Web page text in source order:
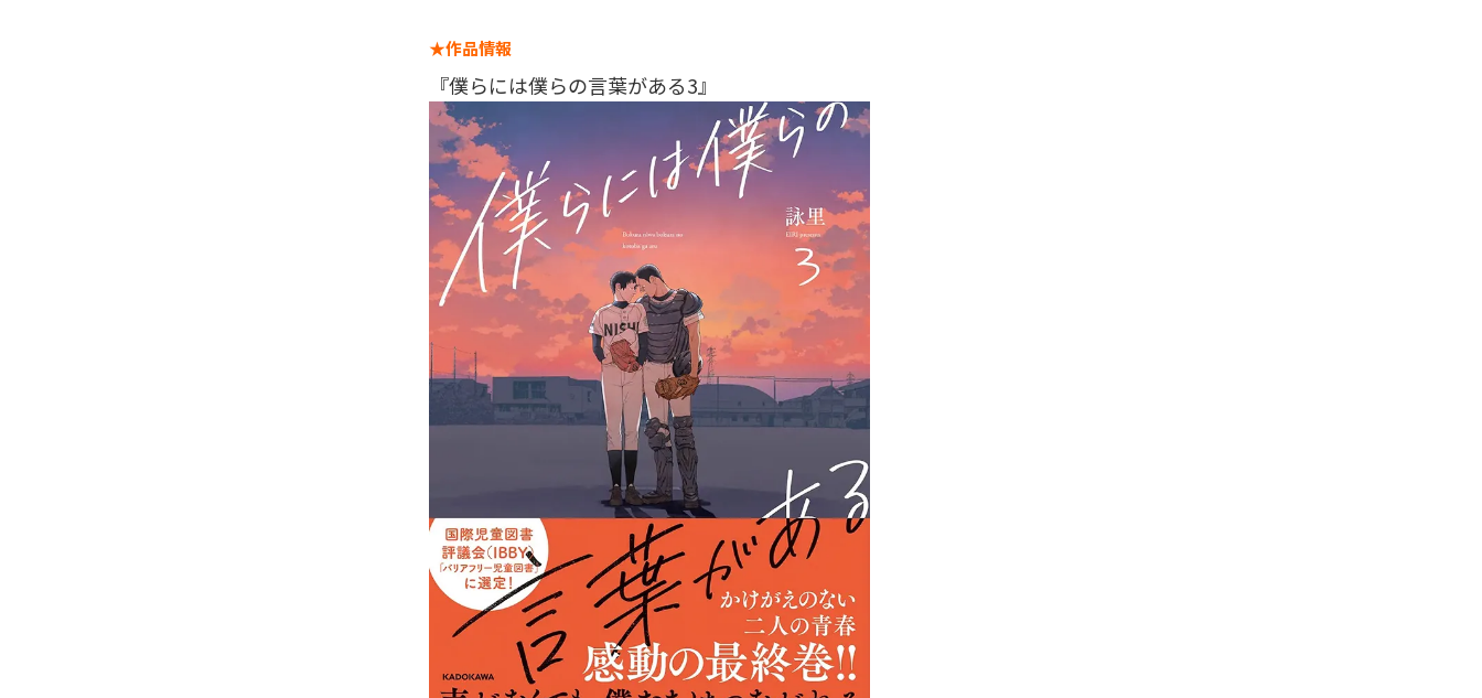
★作品情報
『僕らには僕らの言葉がある3』